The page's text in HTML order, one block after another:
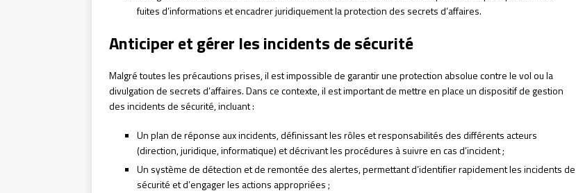
fuites d’informations et encadrer juridiquement la protection des secrets d’affaires.
Anticiper et gérer les incidents de sécurité
Malgré toutes les précautions prises, il est impossible de garantir une protection absolue contre le vol ou la
divulgation de secrets d’affaires. Dans ce contexte, il est important de mettre en place un dispositif de gestion
des incidents de sécurité, incluant :
Un plan de réponse aux incidents, définissant les rôles et responsabilités des différents acteurs
(direction, juridique, informatique) et décrivant les procédures à suivre en cas d’incident ;
Un système de détection et de remontée des alertes, permettant d’identifier rapidement les incidents de
sécurité et d’engager les actions appropriées ;